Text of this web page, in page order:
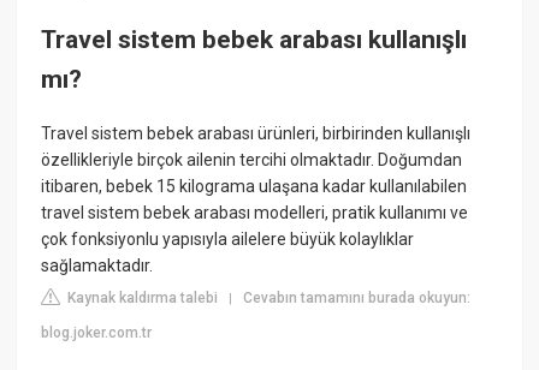
Travel sistem bebek arabası kullanışlı
mı?
Travel sistem bebek arabası ürünleri, birbirinden kullanışlı
özellikleriyle birçok ailenin tercihi olmaktadır. Doğumdan
itibaren, bebek 15 kilograma ulaşana kadar kullanılabilen
travel sistem bebek arabası modelleri, pratik kullanımı ve
çok fonksiyonlu yapısıyla ailelere büyük kolaylıklar
sağlamaktadır.
Kaynak kaldırma talebi |Cevabın tamamını burada okuyun:
blog.joker.com.tr